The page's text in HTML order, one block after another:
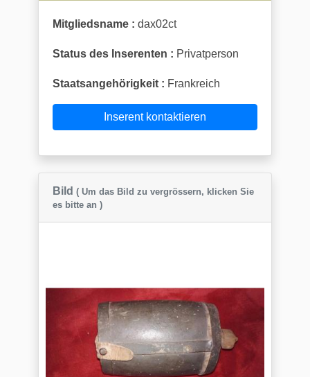
Mitgliedsname : dax02ct
Status des Inserenten : Privatperson
Staatsangehörigkeit : Frankreich
Inserent kontaktieren
Bild ( Um das Bild zu vergrössern, klicken Sie
es bitte an )